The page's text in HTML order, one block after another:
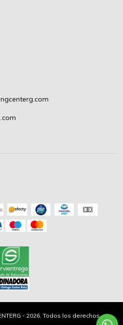
- 2026. Todos los derechos